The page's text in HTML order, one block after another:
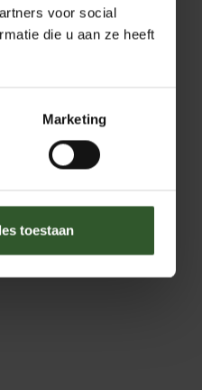
voor social
die u aan ze heeft
Marketing
toestaan